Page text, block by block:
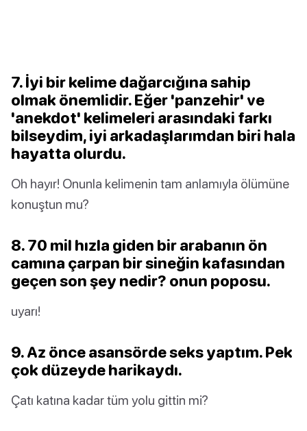
7. İyi bir kelime dağarcığına sahip
olmak önemlidir. Eğer 'panzehir' ve
'anekdot' kelimeleri arasındaki farkı
bilseydim, iyi arkadaşlarımdan biri hala
hayatta olurdu.
Oh hayır! Onunla kelimenin tam anlamıyla ölümüne
konuştun mu?
8. 70 mil hızla giden bir arabanın ön
camına çarpan bir sineğin kafasından
geçen son şey nedir? onun poposu.
uyarı!
9. Az önce asansörde seks yaptım. Pek
çok düzeyde harikaydı.
Çatı katına kadar tüm yolu gittin mi?